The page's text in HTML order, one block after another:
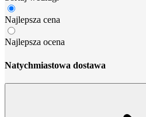
Najlepsza cena
Najlepsza ocena
Natychmiastowa dostawa